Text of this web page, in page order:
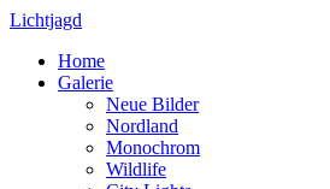
Lichtjagd
Home
Galerie
Neue Bilder
Nordland
Monochrom
Wildlife